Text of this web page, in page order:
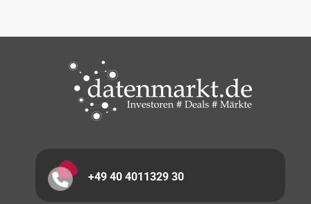
+49 40 4011329 30